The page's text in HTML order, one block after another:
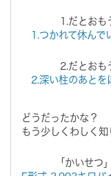
1.だとおもう
1.つかれて休んで
2.だとおもう
2.深い柱のあとを
どうだったかな？
もう少しくわしく
「かいせつ」